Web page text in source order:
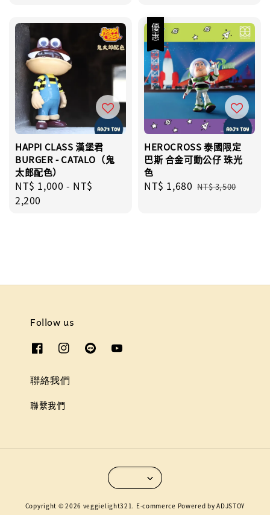
HAPPI CLASS 漢堡君
BURGER - CATALO（鬼
太郎配色）
Regular
price
NT$ 1,000 - NT$
2,200
優惠
HEROCROSS 泰國限定
巴斯 合金可動公仔 珠光
色
Sale
NT$ 1,680 Regular
NT$ 3,500
Follow us
聯絡我們
聯繫我們
Copyright © 2026 veggielight321. E-commerce Powered by ADJSTOY